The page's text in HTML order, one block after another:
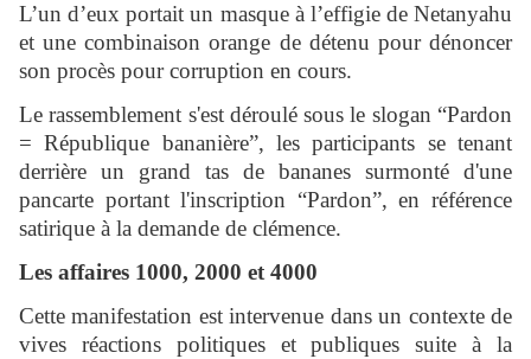
L’un d’eux portait un masque à l’effigie de Netanyahu
et une combinaison orange de détenu pour dénoncer
son procès pour corruption en cours.
Le rassemblement s'est déroulé sous le slogan “Pardon
= République bananière”, les participants se tenant
derrière un grand tas de bananes surmonté d'une
pancarte portant l'inscription “Pardon”, en référence
satirique à la demande de clémence.
Les affaires 1000, 2000 et 4000
Cette manifestation est intervenue dans un contexte de
vives réactions politiques et publiques suite à la